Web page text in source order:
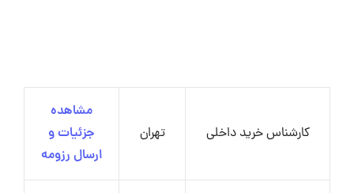
کارشناس خرید داخلی تهران
مشاهده
جزئیات و
ارسال رزومه